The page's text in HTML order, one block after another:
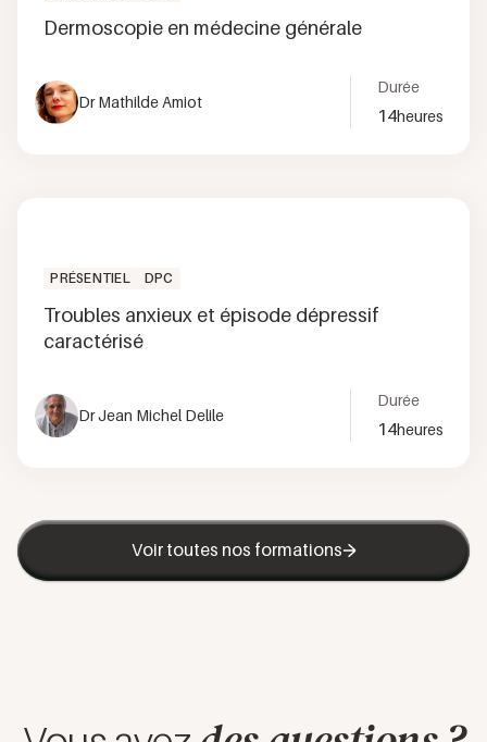
Dermoscopie en médecine générale
Dr Mathilde Amiot
Durée
14heures
PRÉSENTIEL DPC
Troubles anxieux et épisode dépressif
caractérisé
Dr Jean Michel Delile
Durée
14heures
Voir toutes nos formations